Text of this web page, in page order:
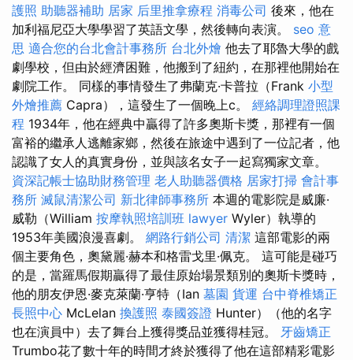
護照 助聽器補助 居家 后里推拿療程 消毒公司 後來，他在
加利福尼亞大學學習了英語文學，然後轉向表演。 seo 意
思 適合您的台北會計事務所 台北外燴 他去了耶魯大學的戲
劇學校，但由於經濟困難，他搬到了紐約，在那裡他開始在
劇院工作。 同樣的事情發生了弗蘭克·卡普拉（Frank 小型
外燴推薦 Capra），這發生了一個晚上c。 經絡調理證照課
程 1934年，他在經典中贏得了許多奧斯卡獎，那裡有一個
富裕的繼承人逃離家鄉，然後在旅途中遇到了一位記者，他
認識了女人的真實身份，並與該名女子一起寫獨家文章。
資深記帳士協助財務管理 老人助聽器價格 居家打掃 會計事
務所 滅鼠清潔公司 新北律師事務所 本週的電影院是威廉·
威勒（William 按摩執照培訓班 lawyer Wyler）執導的
1953年美國浪漫喜劇。 網路行銷公司 清潔 這部電影的兩
個主要角色，奧黛麗·赫本和格雷戈里·佩克。 這可能是碰巧
的是，當羅馬假期贏得了最佳原始場景類別的奧斯卡獎時，
他的朋友伊恩·麥克萊蘭·亨特（Ian 墓園 貨運 台中脊椎矯正
長照中心 McLelan 換護照 泰國簽證 Hunter）（他的名字
也在演員中）去了舞台上獲得獎品並獲得桂冠。 牙齒矯正
Trumbo花了數十年的時間才終於獲得了他在這部精彩電影